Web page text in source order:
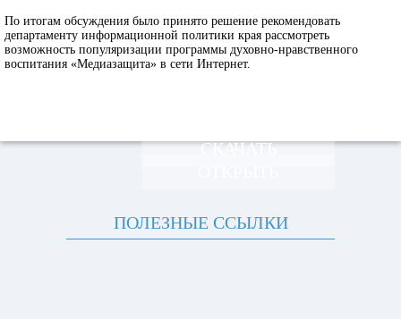
По итогам обсуждения было принято решение рекомендовать
департаменту информационной политики края рассмотреть
возможность популяризации программы духовно-нравственного
воспитания «Медиазащита» в сети Интернет.
СКАЧАТЬ
ПОЛЕЗНЫЕ ССЫЛКИ